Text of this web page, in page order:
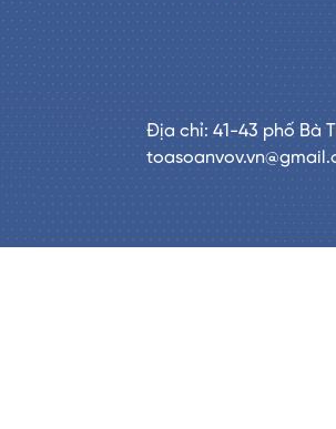
Địa chỉ: 41-43 phố Bà